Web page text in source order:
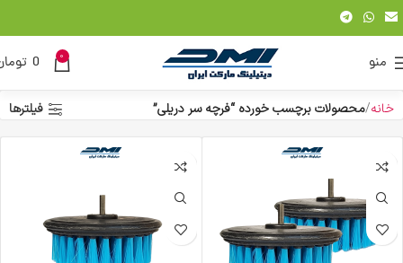
منو 0
0
خانه محصولات برچسب خورده “فرچه سر دریلی” فیلترها